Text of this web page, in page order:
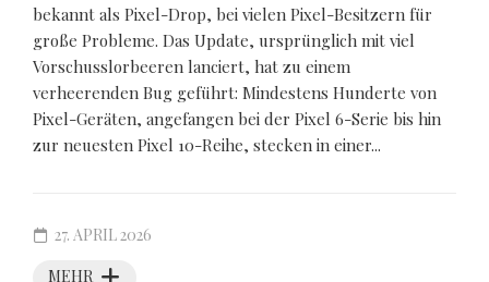
bekannt als Pixel-Drop, bei vielen Pixel-Besitzern für
große Probleme. Das Update, ursprünglich mit viel
Vorschusslorbeeren lanciert, hat zu einem
verheerenden Bug geführt: Mindestens Hunderte von
Pixel-Geräten, angefangen bei der Pixel 6-Serie bis hin
zur neuesten Pixel 10-Reihe, stecken in einer...
MEHR
27. APRIL 2026